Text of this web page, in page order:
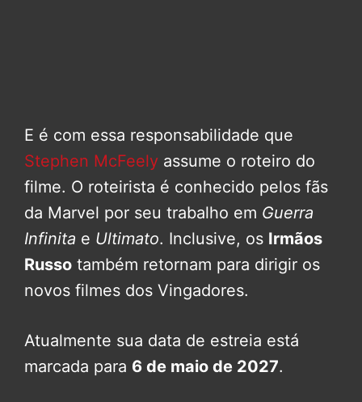
E é com essa responsabilidade que
Stephen McFeely assume o roteiro do
filme. O roteirista é conhecido pelos fãs
da Marvel por seu trabalho em Guerra
Infinita e Ultimato. Inclusive, os Irmãos
Russo também retornam para dirigir os
novos filmes dos Vingadores.
Atualmente sua data de estreia está
marcada para 6 de maio de 2027.